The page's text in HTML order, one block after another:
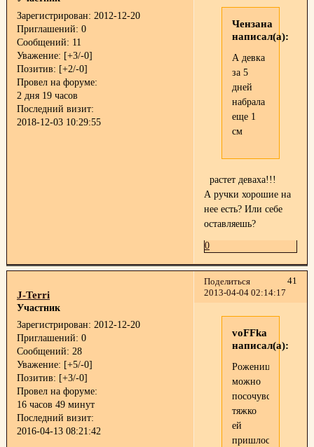
Зарегистрирован: 2012-12-20
Приглашений: 0
Сообщений: 11
Уважение: [+3/-0]
Позитив: [+2/-0]
Провел на форуме:
2 дня 19 часов
Последний визит:
2018-12-03 10:29:55
Чензана
написал(а):
А девка
за 5
дней
набрала
еще 1
см
растет деваха!!!
А ручки хорошие на
нее есть? Или себе
оставляешь?
0
Поделиться
41
2013-04-04 02:14:17
J-Terri
Участник
Зарегистрирован: 2012-12-20
Приглашений: 0
Сообщений: 28
Уважение: [+5/-0]
Позитив: [+3/-0]
Провел на форуме:
16 часов 49 минут
Последний визит:
2016-04-13 08:21:42
voFFka
написал(а):
Роженице
можно
посочувствовать,
тяжко
ей
пришлось.